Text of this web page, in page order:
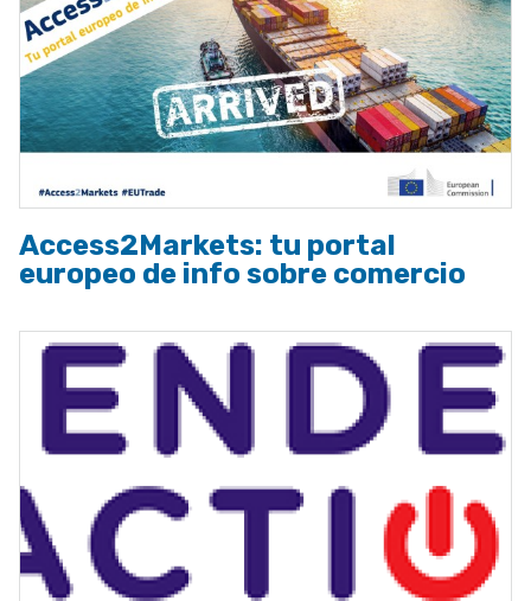
Access2Markets: tu portal
europeo de info sobre comercio